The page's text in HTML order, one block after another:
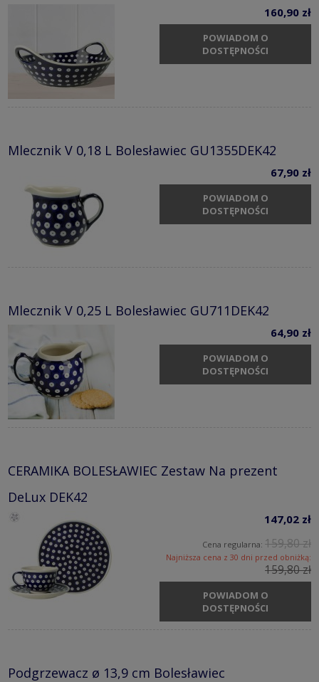
160,90 zł
POWIADOM O
DOSTĘPNOŚCI
Mlecznik V 0,18 L Bolesławiec GU1355DEK42
67,90 zł
POWIADOM O
DOSTĘPNOŚCI
Mlecznik V 0,25 L Bolesławiec GU711DEK42
64,90 zł
POWIADOM O
DOSTĘPNOŚCI
CERAMIKA BOLESŁAWIEC Zestaw Na prezent
DeLux DEK42
147,02 zł
Cena regularna: 159,80 zł
Najniższa cena z 30 dni przed obniżką:
159,80 zł
POWIADOM O
DOSTĘPNOŚCI
Podgrzewacz ø 13,9 cm Bolesławiec